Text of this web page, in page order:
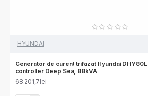
HYUNDAI
Generator de curent trifazat Hyundai
controller Deep Sea, 88kVA
68.201,7lei